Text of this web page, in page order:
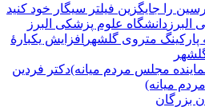
را جایگزین فیلتر سیگار خود کنید
دانشگاه علوم پزشکی البرز
افزایش یکبارۀ
دكتر فردين
میانه)
بزرگان